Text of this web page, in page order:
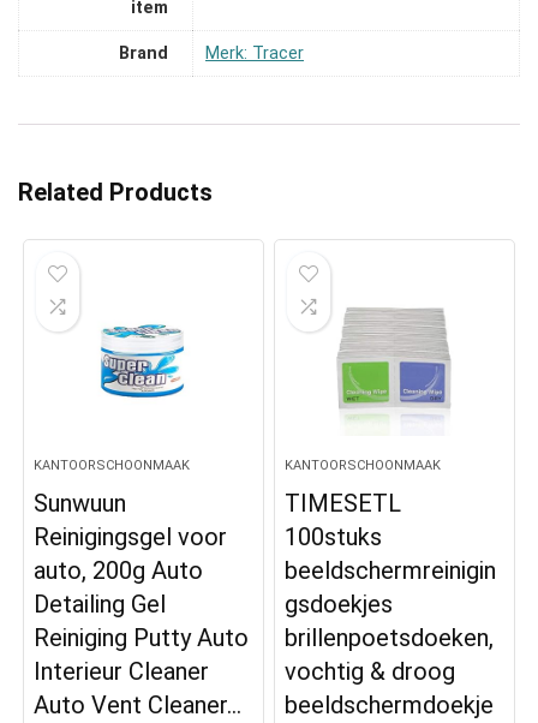
item
Brand Merk: Tracer
Related Products
KANTOORSCHOONMAAK
Sunwuun
Reinigingsgel voor
auto, 200g Auto
Detailing Gel
Reiniging Putty Auto
Interieur Cleaner
Auto Vent Cleaner…
KANTOORSCHOONMAAK
TIMESETL
100stuks
beeldschermreinigin
gsdoekjes
brillenpoetsdoeken,
vochtig & droog
beeldschermdoekje